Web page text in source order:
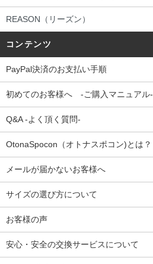
REASON（リーズン）
コンテンツ
PayPal決済のお支払い手順
初めてのお客様へ -ご購入マニュアル-
Q&A -よく頂く質問-
OtonaSpocon（オトナスポコン)とは？
メールが届かないお客様へ
サイズの選び方について
お客様の声
安心・安全の交換サービスについて